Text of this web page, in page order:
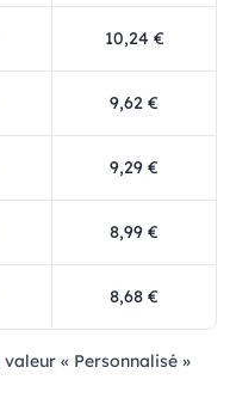
10,24 €
9,62 €
9,29 €
8,99 €
8,68 €
« Personnalisé »